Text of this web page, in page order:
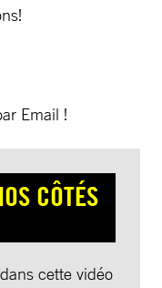
Email !
CÔTÉS
cette vidéo